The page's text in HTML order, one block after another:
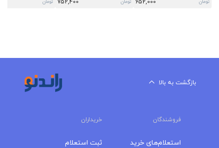
تومان 652,000 تومان 752,400 تومان
بازگشت به بالا
فروشندگان خریداران
استعلام‌های خرید ثبت استعلام